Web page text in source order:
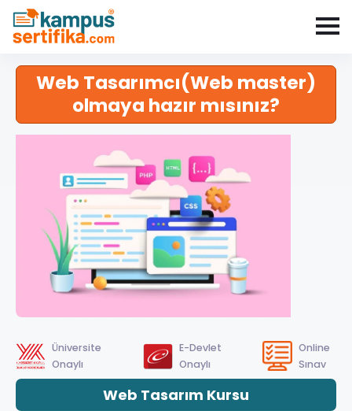
Web Tasarımcı(Web master)
olmaya hazır mısınız?
Üniversite
Onaylı
E-Devlet
Onaylı
Online
Sınav
Web Tasarım Kursu